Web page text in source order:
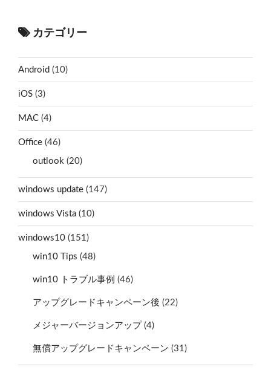
カテゴリー
Android (10)
iOS (3)
MAC (4)
Office (46)
outlook (20)
windows update (147)
windows Vista (10)
windows10 (151)
win10 Tips (48)
win10 トラブル事例 (46)
アップグレードキャンペーン後 (22)
メジャーバージョンアップ (4)
無償アップグレードキャンペーン (31)